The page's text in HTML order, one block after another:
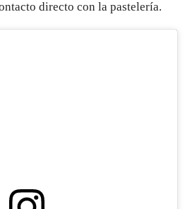
directo con la pastelería.